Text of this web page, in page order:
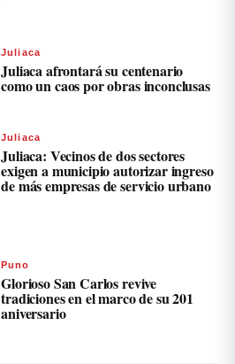
Juliaca
Juliaca afrontará su centenario
como un caos por obras inconclusas
Juliaca
Juliaca: Vecinos de dos sectores
exigen a municipio autorizar ingreso
de más empresas de servicio urbano
Puno
Glorioso San Carlos revive
tradiciones en el marco de su 201
aniversario